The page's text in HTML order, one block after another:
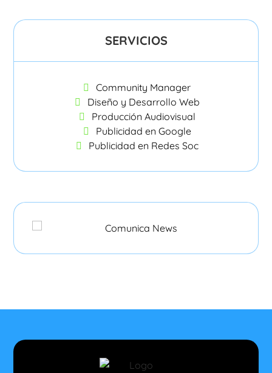
SERVICIOS
Community Manager
Diseño y Desarrollo Web
Producción Audiovisual
Publicidad en Google
Publicidad en Redes Soc